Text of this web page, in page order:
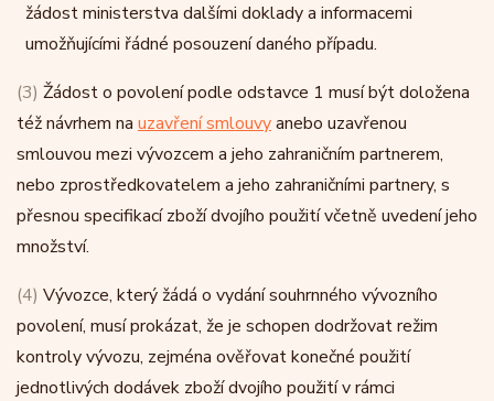
žádost ministerstva dalšími doklady a informacemi
umožňujícími řádné posouzení daného případu.
(3) Žádost o povolení podle odstavce 1 musí být doložena
též návrhem na uzavření smlouvyanebo uzavřenou
smlouvou mezi vývozcem a jeho zahraničním partnerem,
nebo zprostředkovatelem a jeho zahraničními partnery, s
přesnou specifikací zboží dvojího použití včetně uvedení jeho
množství.
(4) Vývozce, který žádá o vydání souhrnného vývozního
povolení, musí prokázat, že je schopen dodržovat režim
kontroly vývozu, zejména ověřovat konečné použití
jednotlivých dodávek zboží dvojího použití v rámci